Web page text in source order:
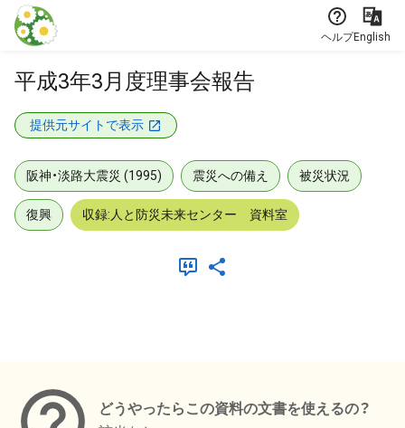
本文に飛ぶ
ヘルプEnglish
平成3年3月度理事会報告
提供元サイトで表示
阪神・淡路大震災 (1995) 震災への備え 被災状況
復興 収録:人と防災未来センター 資料室
どうやったらこの資料の文書を使えるの？